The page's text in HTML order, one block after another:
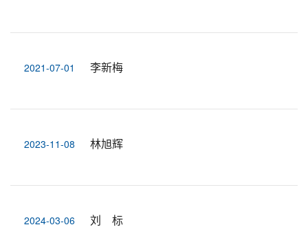
2021-07-01 李新梅
2023-11-08 林旭辉
2024-03-06 刘 标